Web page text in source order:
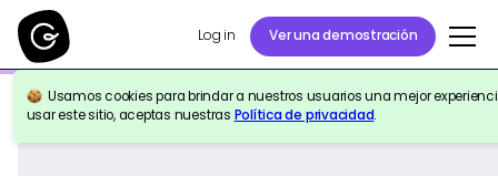
Log in Ver una demostración
Usamos cookies para brindar a nuestros usuarios una mejor
usar este sitio, aceptas nuestras Política de privacidad.
Volver a la Referencia